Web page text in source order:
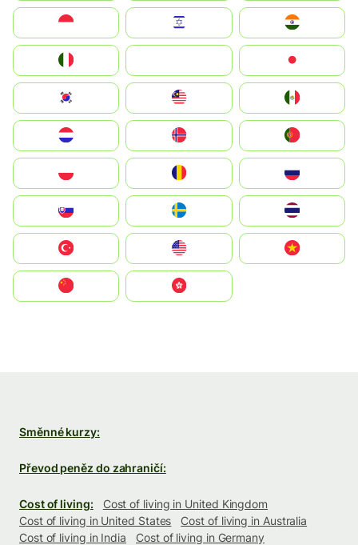
South Korea
United States
中國香港特別行政區
Směnné kurzy:
Převod peněz do zahraničí:
Cost of living:
Cost of living in United Kingdom
Cost of living in United States
Cost of living in Australia
Cost of living in India
Cost of living in Germany